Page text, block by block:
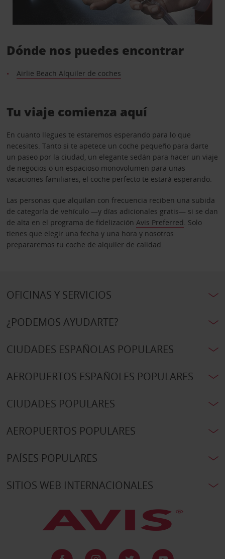
Dónde nos puedes encontrar
Airlie Beach Alquiler de coches
Tu viaje comienza aquí
En cuanto llegues te estaremos esperando para lo que
necesites. Tanto si te apetece un coche pequeño para darte
un paseo por la ciudad, un elegante sedán para hacer un viaje
de negocios o un espacioso monovolumen para unas
vacaciones familiares, el coche perfecto te estará esperando.
Las personas que alquilan con frecuencia reciben una subida
de categoría de vehículo —y días adicionales gratis— si se dan
de alta en el programa de fidelización Avis Preferred. Solo
tienes que elegir una fecha y una hora y nosotros
prepararemos tu coche de alquiler de calidad.
OFICINAS Y SERVICIOS
¿PODEMOS AYUDARTE?
CIUDADES ESPAÑOLAS POPULARES
AEROPUERTOS ESPAÑOLES POPULARES
CIUDADES POPULARES
AEROPUERTOS POPULARES
PAÍSES POPULARES
SITIOS WEB INTERNACIONALES